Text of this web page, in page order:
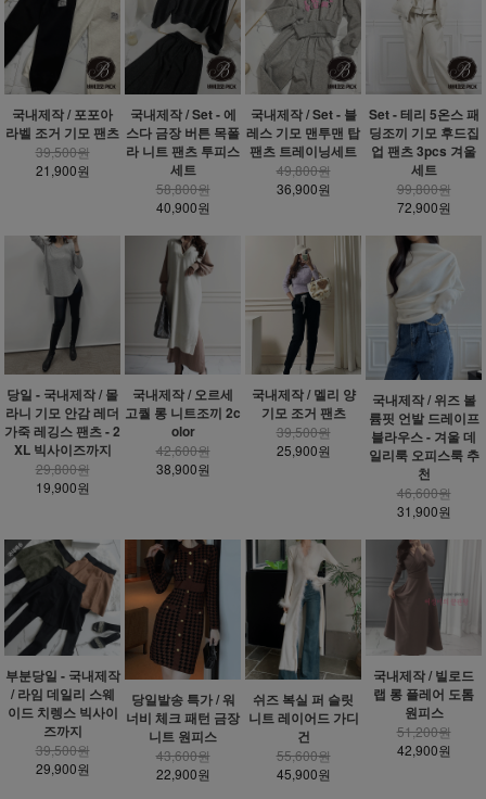
국내제작 / 포포아
라벨 조거 기모 팬츠
39,500원
21,900원
국내제작 / Set - 에
스다 금장 버튼 목폴
라 니트 팬츠 투피스
세트
58,800원
40,900원
국내제작 / Set - 블
레스 기모 맨투맨 탑
팬츠 트레이닝세트
49,800원
36,900원
Set - 테리 5온스 패
딩조끼 기모 후드집
업 팬츠 3pcs 겨울
세트
99,800원
72,900원
당일 - 국내제작 / 몰
라니 기모 안감 레더
가죽 레깅스 팬츠 - 2
XL 빅사이즈까지
29,800원
19,900원
국내제작 / 오르세
고퀄 롱 니트조끼 2c
olor
42,600원
38,900원
국내제작 / 멜리 양
기모 조거 팬츠
39,500원
25,900원
국내제작 / 위즈 볼
륨핏 언발 드레이프
블라우스 - 겨울 데
일리룩 오피스룩 추
천
46,600원
31,900원
부분당일 - 국내제작
/ 라임 데일리 스웨
이드 치렝스 빅사이
즈까지
39,500원
29,900원
당일발송 특가 / 워
너비 체크 패턴 금장
니트 원피스
43,600원
22,900원
쉬즈 복실 퍼 슬릿
니트 레이어드 가디
건
55,600원
45,900원
국내제작 / 빌로드
랩 롱 플레어 도톰
원피스
51,200원
42,900원